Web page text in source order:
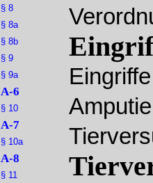
§ 8
§ 8a
§ 8b
§ 9
§ 9a
A-6
§ 10
A-7
§ 10a
A-8
§ 11
Eingriffe